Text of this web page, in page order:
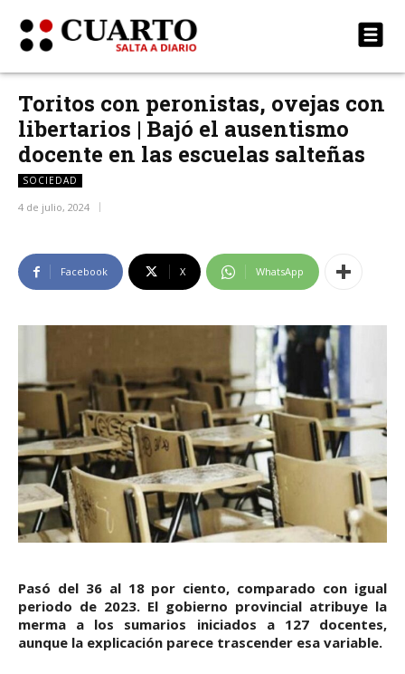
Toritos con peronistas, ovejas con
libertarios | Bajó el ausentismo
docente en las escuelas salteñas
SOCIEDAD
4 de julio, 2024
Facebook X WhatsApp
Pasó del 36 al 18 por ciento, comparado con igual
periodo de 2023. El gobierno provincial atribuye la
merma a los sumarios iniciados a 127 docentes,
aunque la explicación parece trascender esa variable.